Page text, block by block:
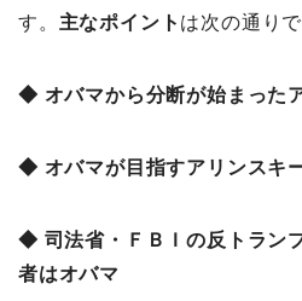
す。 主なポイント は次の通りで
◆ オバマから分断が始まった
◆ オバマが目指すアリンスキ
◆ 司法省・ＦＢＩの反トラン
者はオバマ